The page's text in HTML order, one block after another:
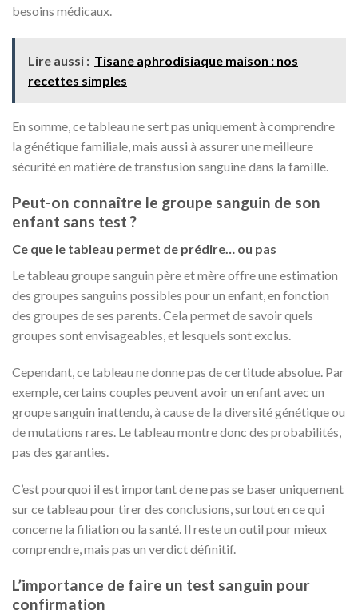
besoins médicaux.
Lire aussi : Tisane aphrodisiaque maison : nos
recettes simples
En somme, ce tableau ne sert pas uniquement à comprendre
la génétique familiale, mais aussi à assurer une meilleure
sécurité en matière de transfusion sanguine dans la famille.
Peut-on connaître le groupe sanguin de son
enfant sans test ?
Ce que le tableau permet de prédire… ou pas
Le tableau groupe sanguin père et mère offre une estimation
des groupes sanguins possibles pour un enfant, en fonction
des groupes de ses parents. Cela permet de savoir quels
groupes sont envisageables, et lesquels sont exclus.
Cependant, ce tableau ne donne pas de certitude absolue. Par
exemple, certains couples peuvent avoir un enfant avec un
groupe sanguin inattendu, à cause de la diversité génétique ou
de mutations rares. Le tableau montre donc des probabilités,
pas des garanties.
C’est pourquoi il est important de ne pas se baser uniquement
sur ce tableau pour tirer des conclusions, surtout en ce qui
concerne la filiation ou la santé. Il reste un outil pour mieux
comprendre, mais pas un verdict définitif.
L’importance de faire un test sanguin pour
confirmation